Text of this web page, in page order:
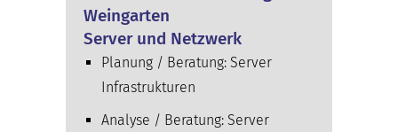
Weingarten
Server und Netzwerk
Planung / Beratung: Server
Infrastrukturen
Analyse / Beratung: Server